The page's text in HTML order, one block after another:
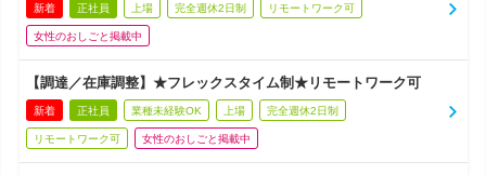
新着 正社員 上場 完全週休2日制 リモートワーク可
女性のおしごと掲載中
【調達／在庫調整】★フレックスタイム制★リモートワーク可
新着 正社員 業種未経験OK 上場 完全週休2日制
リモートワーク可 女性のおしごと掲載中